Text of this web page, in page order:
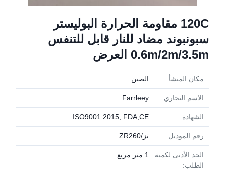
120C مقاومة الحرارة البوليستر
سبونبوند مضاد للنار قابل للتنفس
0.6m/2m/3.5m العرض
مكان المنشأ: الصين
الاسم التجاري: Farrleey
الشهادة: ISO9001:2015, FDA,CE
رقم الموديل: تز/ZR260
الحد الأدنى لكمية
الطلب:
1 متر مربع